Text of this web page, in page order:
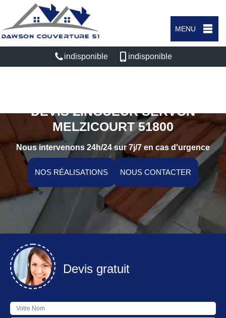
MENU
indisponible indisponible
DEVIS ZINGUEUR SERVON
MELZICOURT 51800
Nous intervenons 24h/24 sur 7j/7 en cas d'urgence
NOS RÉALISATIONS NOUS CONTACTER
Devis gratuit